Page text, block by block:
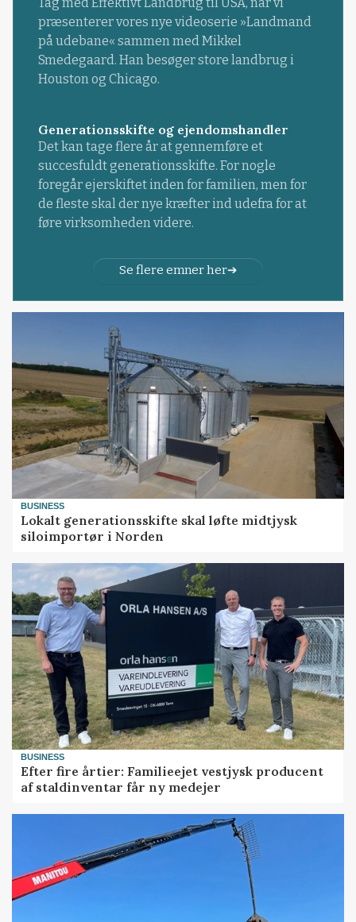
præsenterer vores nye videoserie »Landmand
på udebane« sammen med Mikkel
Smedegaard. Han besøger store landbrug i
Houston og Chicago.
Generationsskifte og ejendomshandler
Det kan tage flere år at gennemføre et
succesfuldt generationsskifte. For nogle
foregår ejerskiftet inden for familien, men for
de fleste skal der nye kræfter ind udefra for at
føre virksomheden videre.
Se flere emner her
BUSINESS
Lokalt generationsskifte skal løfte midtjysk
siloimportør i Norden
BUSINESS
Efter fire årtier: Familieejet vestjysk producent
af staldinventar får ny medejer